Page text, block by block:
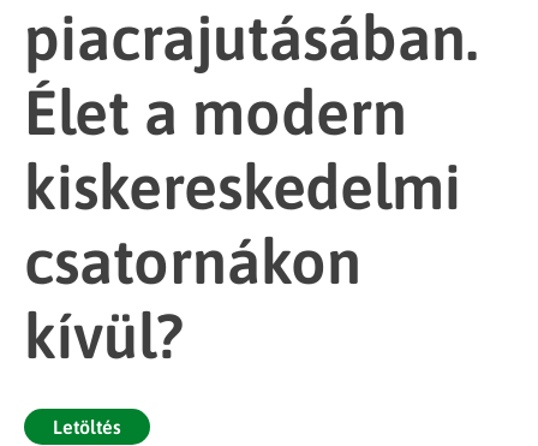
piacrajutásában.
Élet a modern
kiskereskedelmi
csatornákon
kívül?
Letöltés